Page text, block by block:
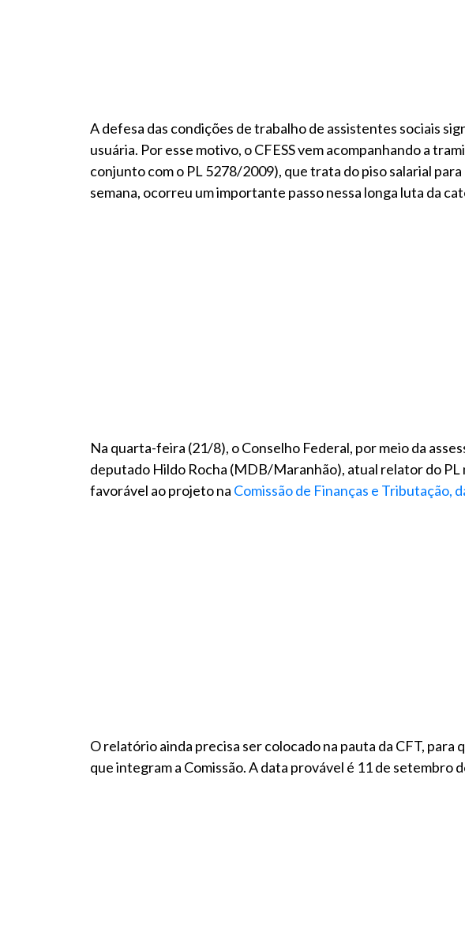
A defesa das condições de trabalho de assistentes sociais
usuária. Por esse motivo, o CFESS vem acompanhando a
conjunto com o PL 5278/2009), que trata do piso salarial
semana, ocorreu um importante passo nessa longa luta da
Na quarta-feira (21/8), o Conselho Federal, por meio da
deputado Hildo Rocha (MDB/Maranhão), atual relator do
favorável ao projeto na Comissão de Finanças e Tributação,
O relatório ainda precisa ser colocado na pauta da CFT,
que integram a Comissão. A data provável é 11 de setembro